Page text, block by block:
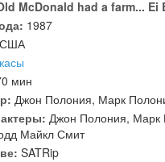
McDonald had a farm... Ei
1987
США
мин
Джон Полония, Марк
Джон Полония, Марк
Майкл Смит
SATRip